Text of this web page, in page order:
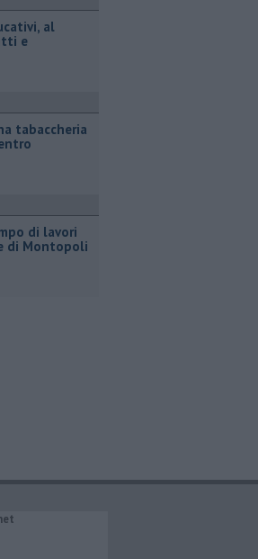
al
e
tabaccheria
di lavori
di Montopoli